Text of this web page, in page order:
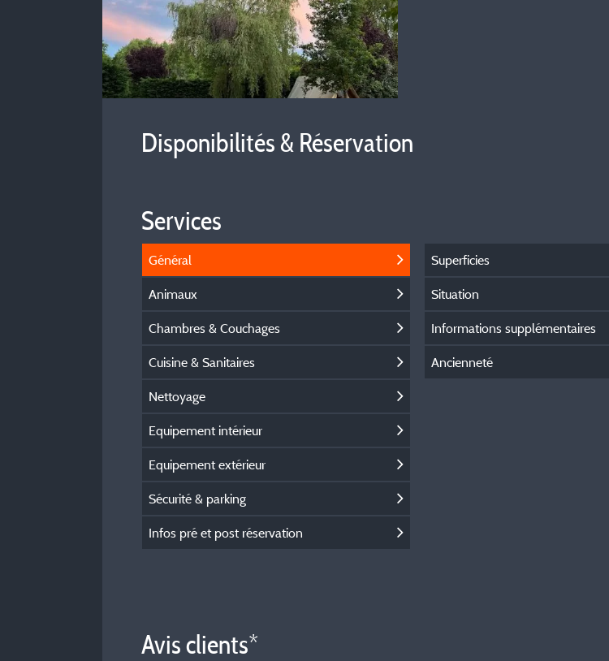
Disponibilités & Réservation
Services
Général
Animaux
Chambres & Couchages
Cuisine & Sanitaires
Nettoyage
Equipement intérieur
Equipement extérieur
Sécurité & parking
Infos pré et post réservation
Superficies
Situation
Informations supplémentaires
Ancienneté
Avis clients*